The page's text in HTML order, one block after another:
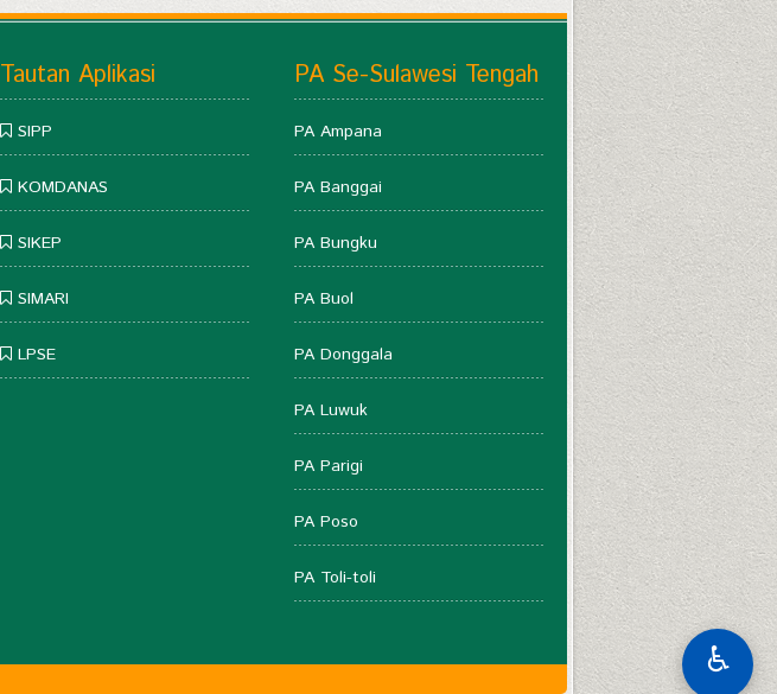
Tautan Aplikasi
SIPP
KOMDANAS
SIKEP
SIMARI
LPSE
PA Se-Sulawesi Tengah
PA Ampana
PA Banggai
PA Bungku
PA Buol
PA Donggala
PA Luwuk
PA Parigi
PA Poso
PA Toli-toli
♿